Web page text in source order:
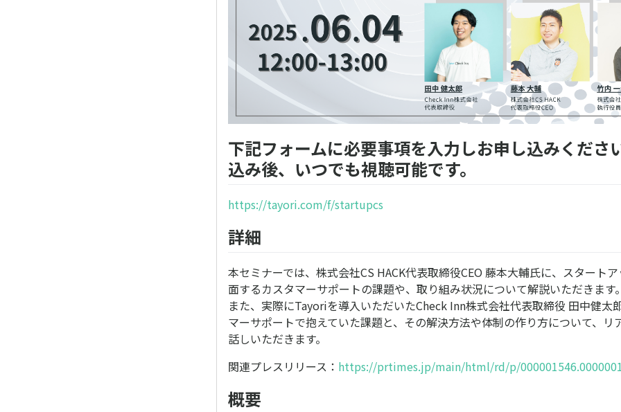
下記フォームに必要事項を入力しお申し込みくださ
込み後、いつでも視聴可能です。
https://tayori.com/f/startupcs
詳細
本セミナーでは、株式会社CS HACK代表取締役CEO 藤本大輔氏に、スタート
面するカスタマーサポートの課題や、取り組み状況について解説いただきます。
また、実際にTayoriを導入いただいたCheck Inn株式会社代表取締役 田中健太
マーサポートで抱えていた課題と、その解決方法や体制の作り方について、リ
話しいただきます。
関連プレスリリース： https://prtimes.jp/main/html/rd/p/
概要